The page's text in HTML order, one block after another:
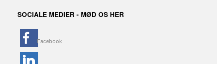
SOCIALE MEDIER - MØD OS HER